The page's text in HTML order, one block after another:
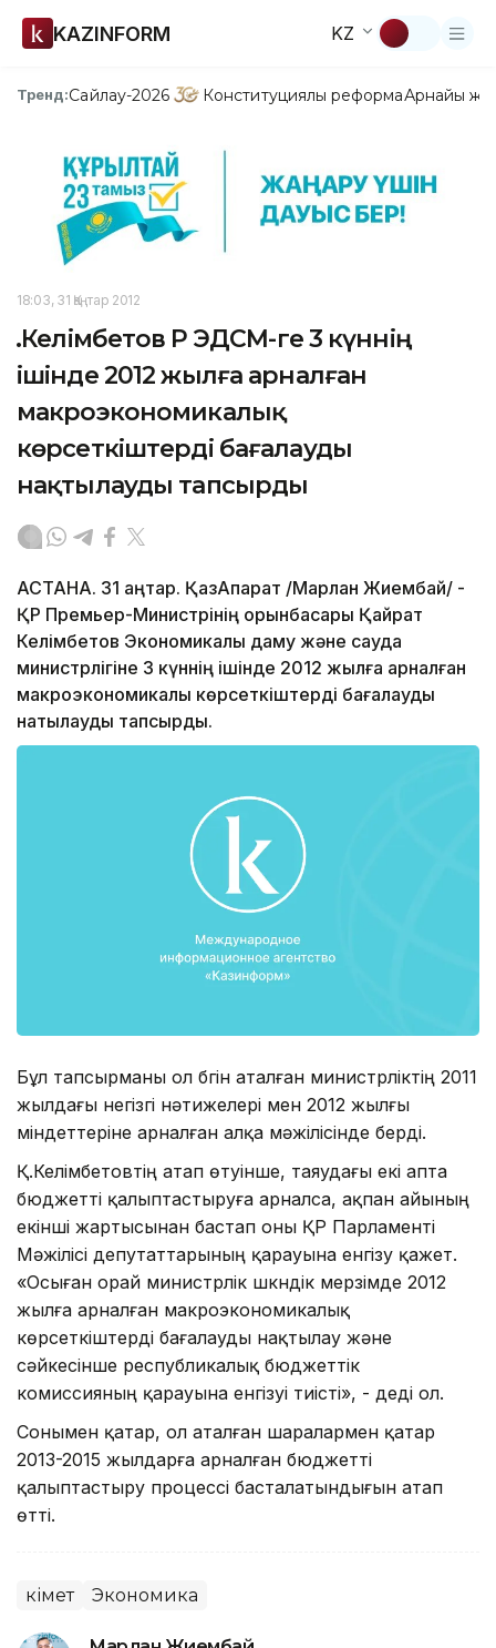
KAZINFORM KZ
Тренд:Сайлау-2026 Конституциялық реформаАрнайы
18:03, 31 Қаңтар 2012
Қ.Келімбетов ҚР ЭДСМ-ге 3 күннің
ішінде 2012 жылға арналған
макроэкономикалық
көрсеткіштерді бағалауды
нақтылауды тапсырды
АСТАНА. 31 қаңтар. ҚазАқпарат /Марлан Жиембай/ -
ҚР Премьер-Министрінің орынбасары Қайрат
Келімбетов Экономикалық даму және сауда
министрлігіне 3 күннің ішінде 2012 жылға арналған
макроэкономикалық көрсеткіштерді бағалауды
нақтылауды тапсырды.
Бұл тапсырманы ол бүгін аталған министрліктің 2011
жылдағы негізгі нәтижелері мен 2012 жылғы
міндеттеріне арналған алқа мәжілісінде берді.
Қ.Келімбетовтің атап өтуінше, таяудағы екі апта
бюджетті қалыптастыруға арналса, ақпан айының
екінші жартысынан бастап оны ҚР Парламенті
Мәжілісі депутаттарының қарауына енгізу қажет.
«Осыған орай министрлік үшкүндік мерзімде 2012
жылға арналған макроэкономикалық
көрсеткіштерді бағалауды нақтылау және
сәйкесінше республикалық бюджеттік
комиссияның қарауына енгізуі тиісті», - деді ол.
Сонымен қатар, ол аталған шаралармен қатар
2013-2015 жылдарға арналған бюджетті
қалыптастыру процессі басталатындығын атап
өтті.
Үкімет Экономика